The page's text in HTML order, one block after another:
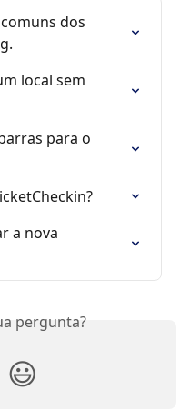
dos
local sem
para o
a nova
pergunta?
😃